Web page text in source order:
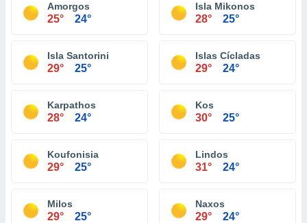
Amorgos
25° 24°
Isla Mikonos
28° 25°
Isla Santorini
29° 25°
Islas Cícladas
29° 24°
Karpathos
28° 24°
Kos
30° 25°
Koufonisia
29° 25°
Lindos
31° 24°
Milos
29° 25°
Naxos
29° 24°